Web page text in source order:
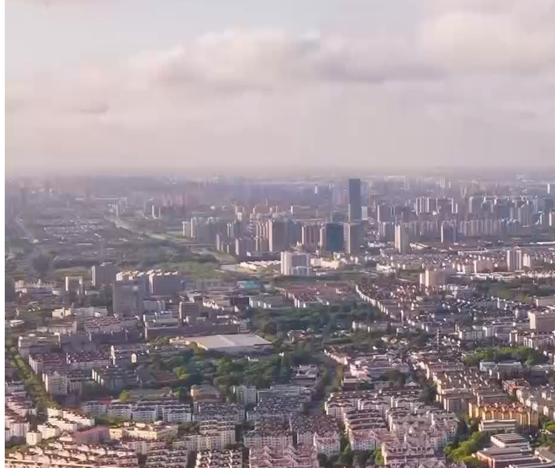
2024款别克微6，时尚与科技的完美结合， 轻松驾驶，让您无后顾之忧！
尽管已经进入2024年初，但中国传统的春节还未到来。在这个农历年的年底，我们不仅发现汽车市场受到了广泛的关注，消费者
推出了丰厚的优惠活动。近期，别克微蓝6以其限时优惠活动而备受...